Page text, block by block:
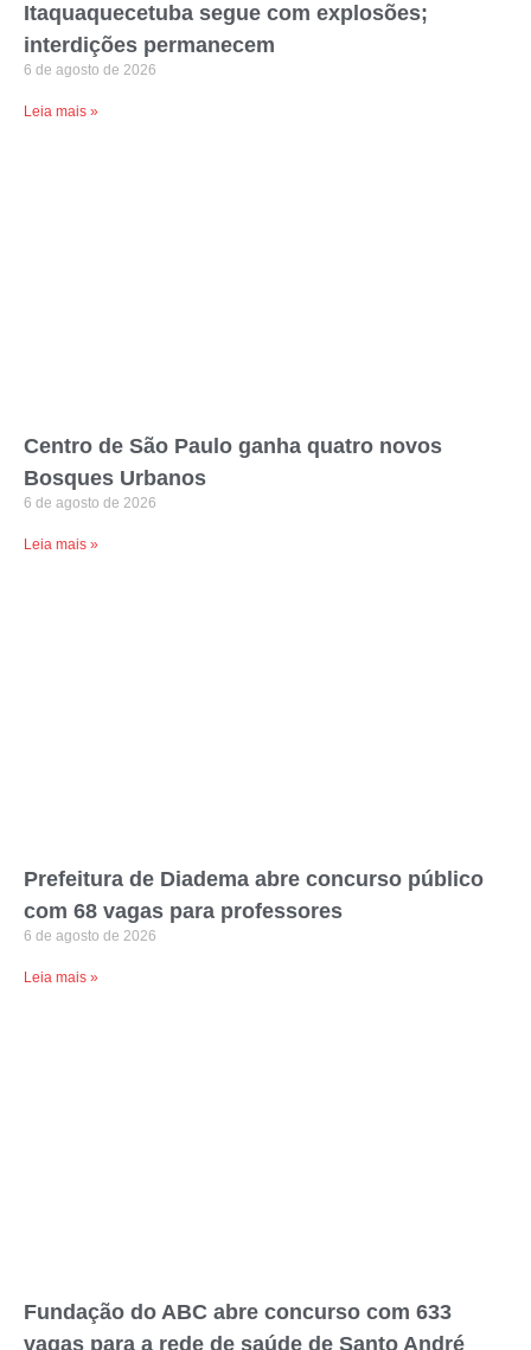
Itaquaquecetuba segue com explosões;
interdições permanecem
6 de agosto de 2026
Leia mais »
Centro de São Paulo ganha quatro novos
Bosques Urbanos
6 de agosto de 2026
Leia mais »
Prefeitura de Diadema abre concurso público
com 68 vagas para professores
6 de agosto de 2026
Leia mais »
Fundação do ABC abre concurso com 633
vagas para a rede de saúde de Santo André